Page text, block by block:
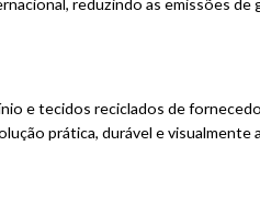
e tecidos reciclados de
prática, durável e visualmente